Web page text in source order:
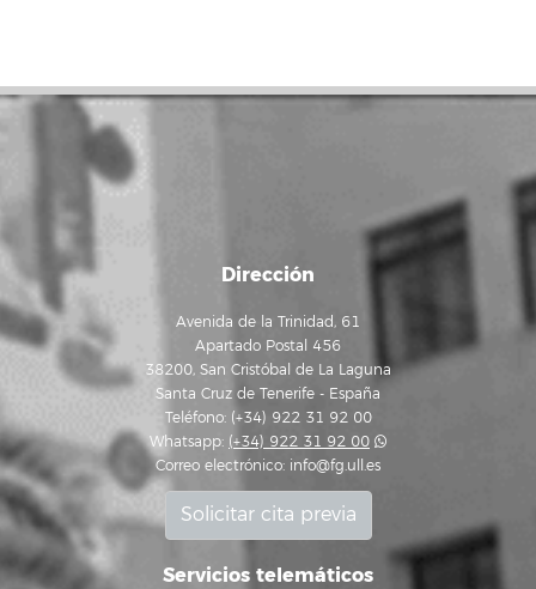
Dirección
Avenida de la Trinidad, 61
Apartado Postal 456
38200, San Cristóbal de La Laguna
Santa Cruz de Tenerife - España
Teléfono: (+34) 922 31 92 00
Whatsapp: (+34) 922 31 92 00
Correo electrónico: info@fg.ull.es
Solicitar cita previa
Servicios telemáticos